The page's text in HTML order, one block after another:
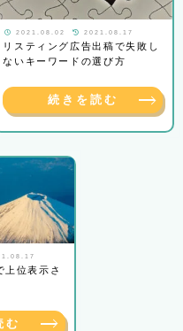
リスティング広告出稿で失敗し
ないキーワードの選び方
2021.08.02 2021.08.17
続きを読む
上位表示さ
む